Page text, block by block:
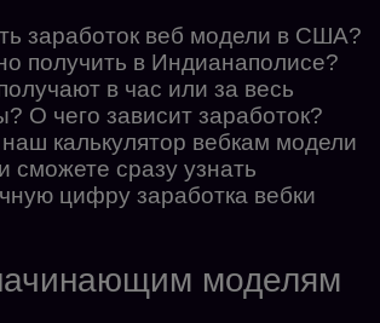
заработок веб модели в США?
получить в Индианаполисе?
в час или за весь
О чего зависит заработок?
наш калькулятор вебкам модели
сможете сразу узнать
цифру заработка вебки
моделям